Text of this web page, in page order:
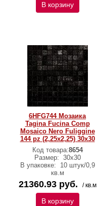
В корзину
6HFG744 Мозаика
Tagina Fucina Comp
Mosaico Nero Fuliggine
144 pz (2,25x2,25) 30x30
Код товара:8654
Размер: 30x30
В упаковке:
10 штук/0,9
кв.м
21360.93 руб. / кв.м
В корзину